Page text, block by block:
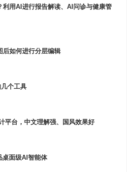
利用AI进行报告解读、AI问诊与健康管
后如何进行分层编辑
个工具
平台，中文理解强、国风效果好
桌面级AI智能体